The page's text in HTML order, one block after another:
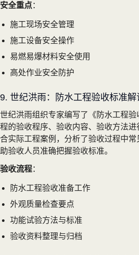
安全重点：
施工现场安全管理
施工设备安全操作
易燃易爆材料安全使用
高处作业安全防护
9. 世纪洪雨：防水工程验收标准解
世纪洪雨组织专家编写了《防水工程
程的验收程序、验收内容、验收方法
合实际工程案例，分析了验收过程中
助验收人员准确把握验收标准。
验收流程：
防水工程验收准备工作
外观质量检查要点
功能试验方法与标准
验收资料整理与归档